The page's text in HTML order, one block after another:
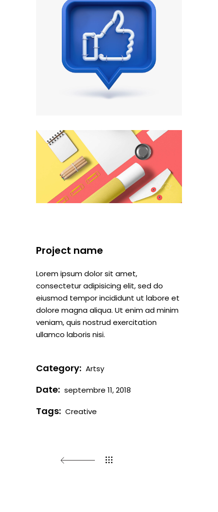
Project name
Lorem ipsum dolor sit amet,
consectetur adipisicing elit, sed do
eiusmod tempor incididunt ut labore et
dolore magna aliqua. Ut enim ad minim
veniam, quis nostrud exercitation
ullamco laboris nisi.
Category: Artsy
Date: septembre 11, 2018
Tags: Creative